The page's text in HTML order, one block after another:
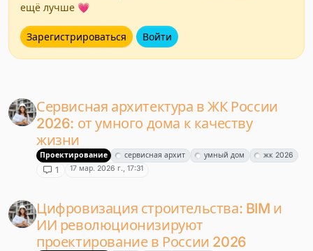
ещё лучше 💗
Зарегистрироваться Войти
Сервисная архитектура в ЖК России
2026: от умного дома к качеству
жизни
Проектирование сервисная архит умный дом жк 2026
1 17 мар. 2026 г., 17:31
Цифровизация строительства: BIM и
ИИ революционизируют
проектирование в России 2026